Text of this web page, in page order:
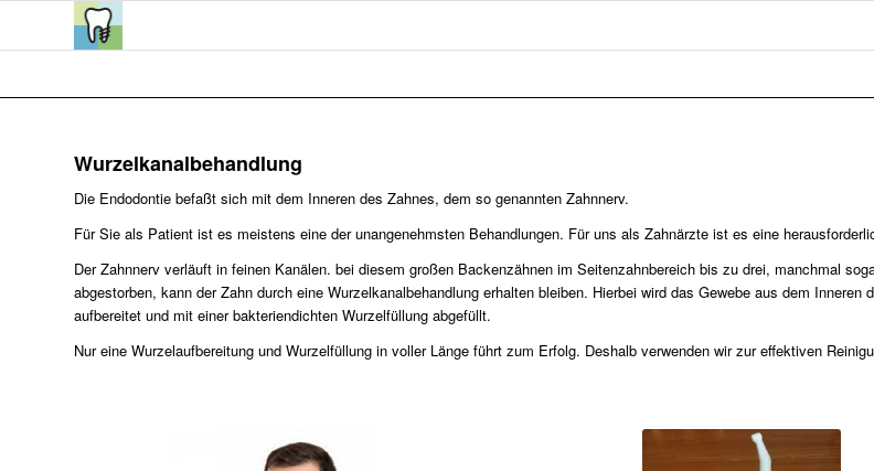
Wurzelkanalbehandlung
Die Endodontie befaßt sich mit dem Inneren des Zahnes, dem so genannten Zahnnerv.
Für Sie als Patient ist es meistens eine der unangenehmsten Behandlungen. Für uns als Zahnärzte ist es eine
Der Zahnnerv verläuft in feinen Kanälen. bei diesem großen Backenzähnen im Seitenzahnbereich bis zu drei, manchmal
abgestorben, kann der Zahn durch eine Wurzelkanalbehandlung erhalten bleiben. Hierbei wird das Gewebe aus dem
aufbereitet und mit einer bakteriendichten Wurzelfüllung abgefüllt.
Nur eine Wurzelaufbereitung und Wurzelfüllung in voller Länge führt zum Erfolg. Deshalb verwenden wir zur effektiven